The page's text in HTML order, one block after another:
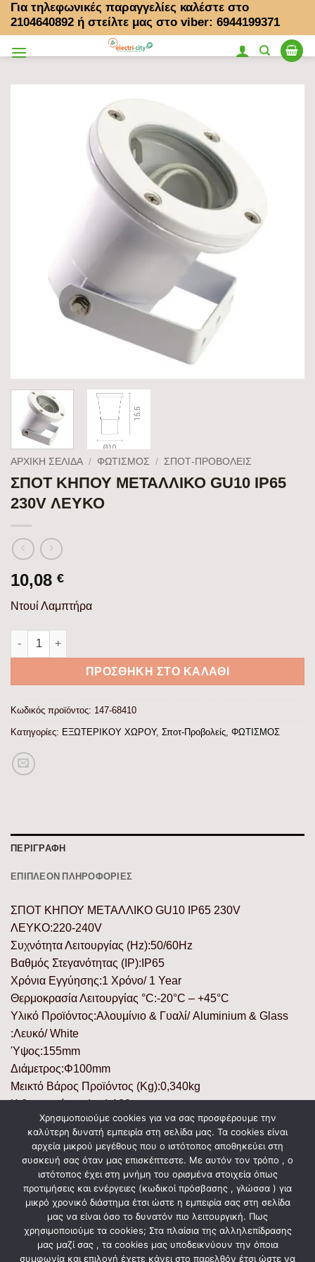
Μετάβαση
στο
Για τηλεφωνικές παραγγελίες καλέστε στο
2104640892 ή στείλτε μας στο viber: 6944199371
ΑΡΧΙΚΉ ΣΕΛΊΔΑ / ΦΩΤΙΣΜΟΣ / ΣΠΟΤ-ΠΡΟΒΟΛΕΊΣ
ΣΠΟΤ ΚΗΠΟΥ ΜΕΤΑΛΛΙΚΟ GU10 IP65
230V ΛΕΥΚΟ
10,08 €
Ντουί Λαμπτήρα
ΣΠΟΤ ΚΗΠΟΥ ΜΕΤΑΛΛΙΚΟ GU10 IP65 230V ΛΕΥΚΟ ποσότητα
ΠΡΟΣΘΉΚΗ ΣΤΟ ΚΑΛΆΘΙ
Κωδικός προϊόντος: 147-68410
Κατηγορίες: ΕΞΩΤΕΡΙΚΟΥ ΧΩΡΟΥ, Σποτ-Προβολείς, ΦΩΤΙΣΜΟΣ
ΠΕΡΙΓΡΑΦΉ
ΕΠΙΠΛΈΟΝ ΠΛΗΡΟΦΟΡΊΕΣ
ΣΠΟΤ ΚΗΠΟΥ ΜΕΤΑΛΛΙΚΟ GU10 IP65 230V
ΛΕΥΚΟ:220-240V
Συχνότητα Λειτουργίας (Hz):50/60Hz
Βαθμός Στεγανότητας (IP):IP65
Χρόνια Εγγύησης:1 Χρόνο/ 1 Year
Θερμοκρασία Λειτουργίας °C:-20°C – +45°C
Υλικό Προϊόντος:Αλουμίνιο & Γυαλί/ Aluminium & Glass
:Λευκό/ White
Ύψος:155mm
Διάμετρος:Φ100mm
Μεικτό Βάρος Προϊόντος (Kg):0,340kg
Κιβωτοποίηση (τεμ):130
Συσκευασία:Color Box
Πιστοποιητικά:Ναι/ Yes
Ένδειξη CE:Ναι/ Yes
Τύπος Σύνδεσης:Κλέμμα/ Terminal Block
Γείωση Αντικειμένου:Ναι/ Yes
ΣΧΕΤΙΚΆ ΠΡΟΪΌΝΤΑ
Χρησιμοποιούμε cookies για να σας προσφέρουμε την
καλύτερη δυνατή εμπειρία στη σελίδα μας. Τα cookies είναι
αρχεία μικρού μεγέθους που ο ιστότοπος αποθηκεύει στη
συσκευή σας όταν μας επισκέπτεστε. Με αυτόν τον τρόπο , ο
ιστότοπος έχει στη μνήμη του ορισμένα στοιχεία όπως
προτιμήσεις και ενέργειες (κωδικοί πρόσβασης , γλώσσα ) για
μικρό χρονικό διάστημα έτσι ώστε η εμπειρία σας στη σελίδα
μας να είναι όσο το δυνατόν πιο λειτουργική. Πως
χρησιμοποιούμε τα cookies; Στα πλαίσια της αλληλεπίδρασης
μας μαζί σας , τα cookies μας υποδεικνύουν την όποια
συμφωνία και επιλογή έχετε κάνει στο παρελθόν έτσι ώστε να